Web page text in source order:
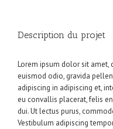
Description du projet
Lorem ipsum dolor sit amet,
euismod odio, gravida
adipiscing in adipiscing et,
eu convallis placerat, felis
dui. Ut lectus purus,
Vestibulum adipiscing